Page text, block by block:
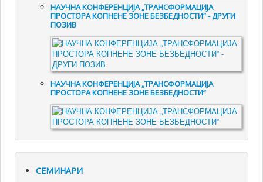
НАУЧНА КОНФЕРЕНЦИЈА „ТРАНСФОРМАЦИЈА
ПРОСТОРА КОПНЕНЕ ЗОНЕ БЕЗБЕДНОСТИ“ - ДРУГИ
ПОЗИВ
НАУЧНА КОНФЕРЕНЦИЈА „ТРАНСФОРМАЦИЈА
ПРОСТОРА КОПНЕНЕ ЗОНЕ БЕЗБЕДНОСТИ“
СЕМИНАРИ